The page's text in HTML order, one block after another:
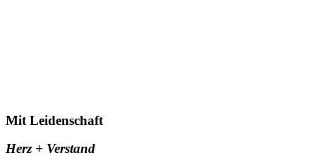
Mit Leidenschaft
Herz + Verstand